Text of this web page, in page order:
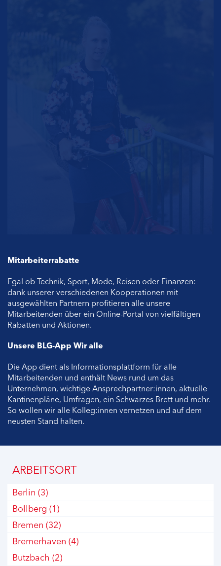
Mitarbeiterrabatte
Egal ob Technik, Sport, Mode, Reisen oder Finanzen:
dank unserer verschiedenen Kooperationen mit
ausgewählten Partnern profitieren alle unsere
Mitarbeitenden über ein Online-Portal von vielfältigen
Rabatten und Aktionen.
Unsere BLG-App Wir alle
Die App dient als Informationsplattform für alle
Mitarbeitenden und enthält News rund um das
Unternehmen, wichtige Ansprechpartner:innen, aktuelle
Kantinenpläne, Umfragen, ein Schwarzes Brett und mehr.
So wollen wir alle Kolleg:innen vernetzen und auf dem
neusten Stand halten.
ARBEITSORT
Berlin (3)
Bollberg (1)
Bremen (32)
Bremerhaven (4)
Butzbach (2)